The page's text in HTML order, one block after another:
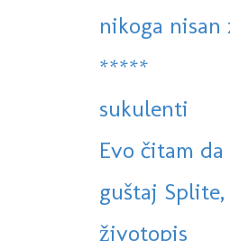
nikoga
*****
sukulenti
Evo čitam
guštaj
životopis